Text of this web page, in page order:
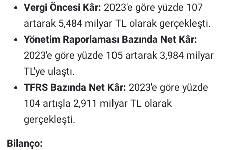
Vergi Öncesi Kâr: 2023'e göre yüzde 107
artarak 5,484 milyar TL olarak gerçekleşti.
Yönetim Raporlaması Bazında Net Kâr:
2023'e göre yüzde 105 artarak 3,984 milyar
TL'ye ulaştı.
TFRS Bazında Net Kâr: 2023'e göre yüzde
104 artışla 2,911 milyar TL olarak
gerçekleşti.
Bilanço: